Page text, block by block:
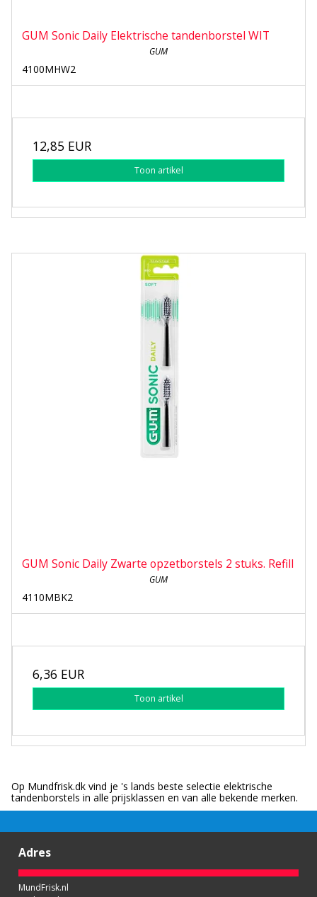
GUM Sonic Daily Elektrische tandenborstel WIT
GUM
4100MHW2
12,85 EUR
Toon artikel
GUM Sonic Daily Zwarte opzetborstels 2 stuks. Refill
GUM
4110MBK2
6,36 EUR
Toon artikel
Op Mundfrisk.dk vind je 's lands beste selectie elektrische
tandenborstels in alle prijsklassen en van alle bekende merken.
Adres
MundFrisk.nl